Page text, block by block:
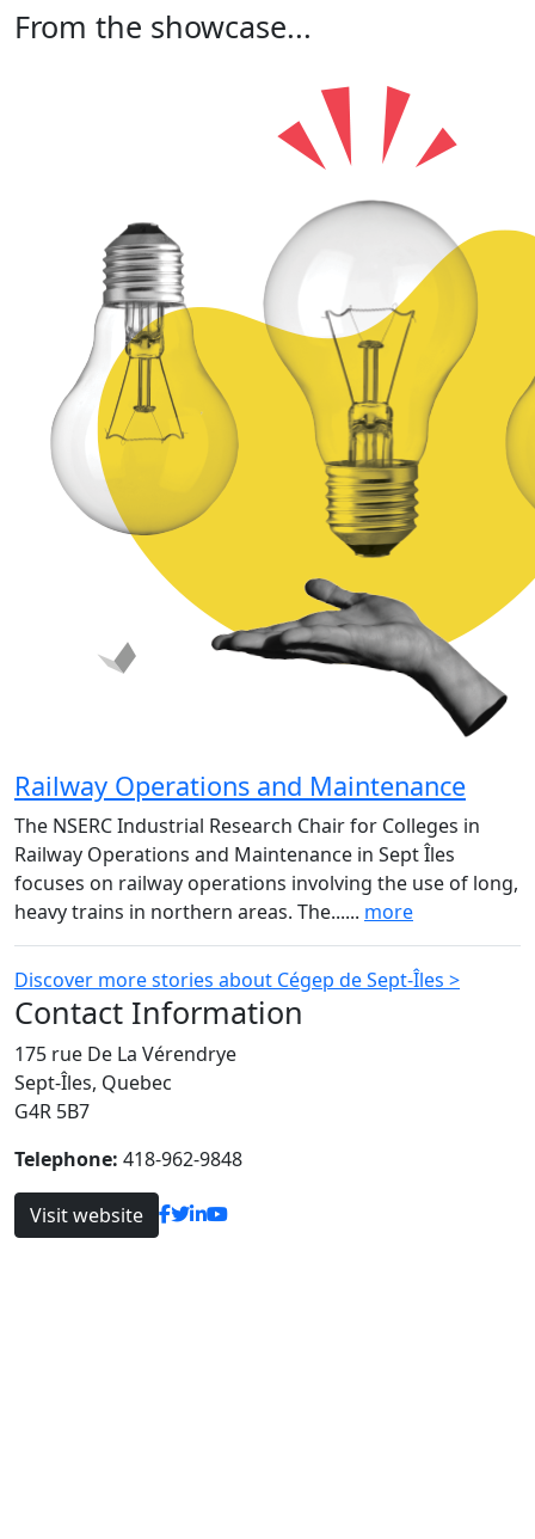
From the showcase...
Railway Operations and Maintenance
The NSERC Industrial Research Chair for Colleges in
Railway Operations and Maintenance in Sept Îles
focuses on railway operations involving the use of long,
heavy trains in northern areas. The...... more
Discover more stories about Cégep de Sept-Îles >
Contact Information
175 rue De La Vérendrye
Sept-Îles, Quebec
G4R 5B7
Telephone: 418-962-9848
Visit website